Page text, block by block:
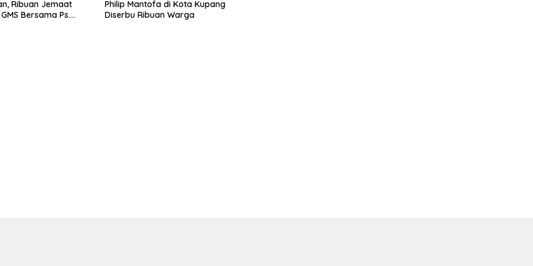
Ribuan Jemaat
Bersama Ps.
Philip Mantofa di Kota Kupang
Diserbu Ribuan Warga